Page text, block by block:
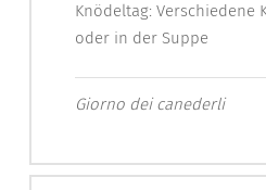
Knödeltag: Verschiedene
oder in der Suppe
Giorno dei canederli